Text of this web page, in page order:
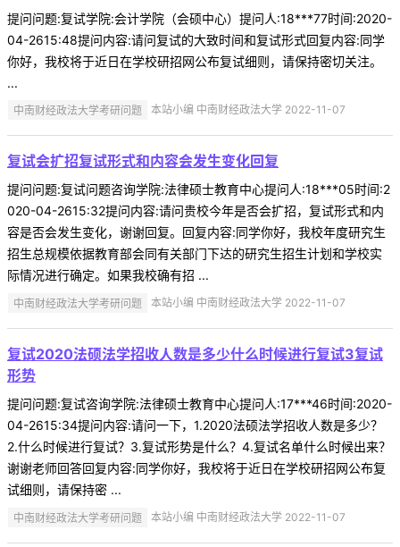
提问问题:复试学院:会计学院（会硕中心）提问人:18***77时间:2020-
04-2615:48提问内容:请问复试的大致时间和复试形式回复内容:同学
你好，我校将于近日在学校研招网公布复试细则，请保持密切关注。
...
中南财经政法大学考研问题 本站小编 中南财经政法大学 2022-11-07
复试会扩招复试形式和内容会发生变化回复
提问问题:复试问题咨询学院:法律硕士教育中心提问人:18***05时间:2
020-04-2615:32提问内容:请问贵校今年是否会扩招，复试形式和内
容是否会发生变化，谢谢回复。回复内容:同学你好，我校年度研究生
招生总规模依据教育部会同有关部门下达的研究生招生计划和学校实
际情况进行确定。如果我校确有招 ...
中南财经政法大学考研问题 本站小编 中南财经政法大学 2022-11-07
复试2020法硕法学招收人数是多少什么时候进行复试3复试
形势
提问问题:复试咨询学院:法律硕士教育中心提问人:17***46时间:2020-
04-2615:34提问内容:请问一下，1.2020法硕法学招收人数是多少？
2.什么时候进行复试？3.复试形势是什么？4.复试名单什么时候出来？
谢谢老师回答回复内容:同学你好，我校将于近日在学校研招网公布复
试细则，请保持密 ...
中南财经政法大学考研问题 本站小编 中南财经政法大学 2022-11-07